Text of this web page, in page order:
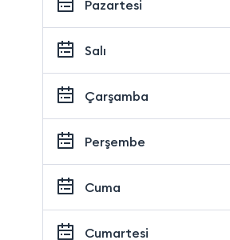
Pazartesi
Salı
Çarşamba
Perşembe
Cuma
Cumartesi